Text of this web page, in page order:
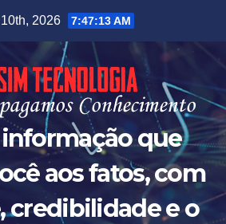
2026 7:47:14 AM
informação que
aos fatos, com
credibilidade e o